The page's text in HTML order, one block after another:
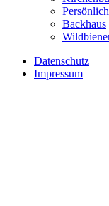
Backhaus
Datenschutz
Impressum